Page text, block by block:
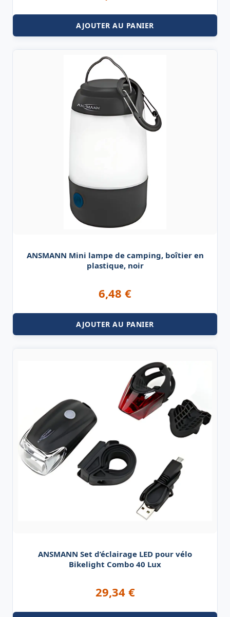
AJOUTER AU PANIER
ANSMANN Mini lampe de camping, boîtier en
plastique, noir
6,48 €
AJOUTER AU PANIER
ANSMANN Set d’éclairage LED pour vélo
Bikelight Combo 40 Lux
29,34 €